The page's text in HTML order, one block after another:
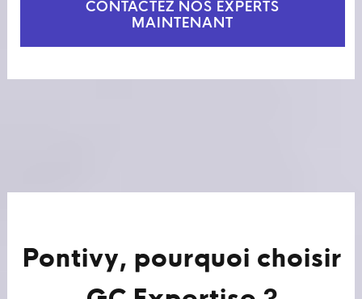
CONTACTEZ NOS EXPERTS
MAINTENANT
Pontivy, pourquoi choisir